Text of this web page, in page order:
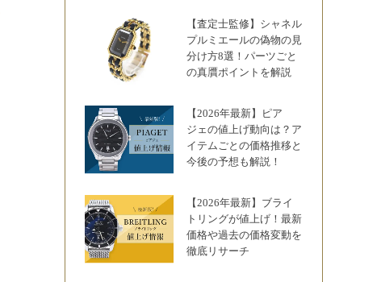
【査定士監修】シャネル
プルミエールの偽物の見
分け方8選！パーツごと
の真贋ポイントを解説
【2026年最新】ピア
ジェの値上げ動向は？ア
イテムごとの価格推移と
今後の予想も解説！
【2026年最新】ブライ
トリングが値上げ！最新
価格や過去の価格変動を
徹底リサーチ